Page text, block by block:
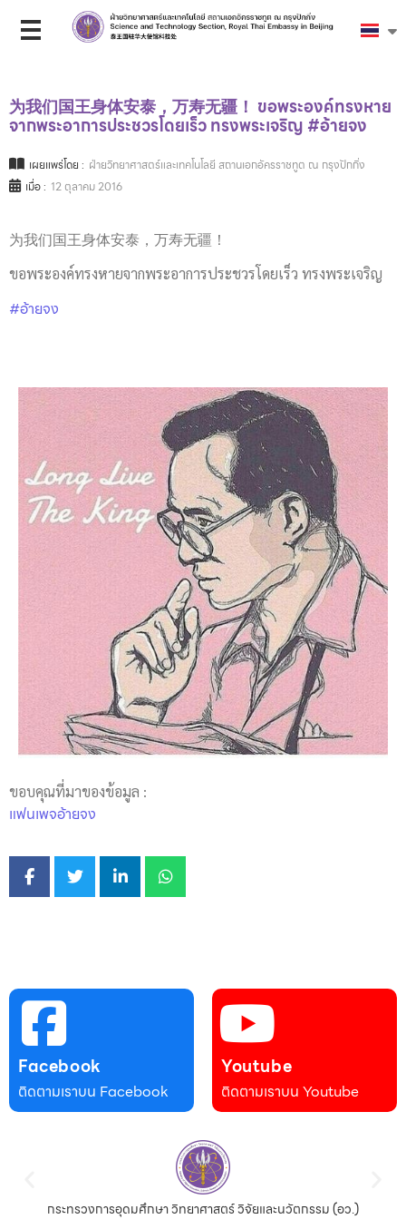
为我们国王身体安泰，万寿无疆！ ขอพระองค์ทรงหาย
จากพระอาการประชวรโดยเร็ว ทรงพระเจริญ #อ้ายจง
เผยแพร่โดย : ฝ่ายวิทยาศาสตร์และเทคโนโลยี สถานเอกอัครราชทูต ณ กรุงปักกิ่ง
เมื่อ : 12 ตุลาคม 2016
为我们国王身体安泰，万寿无疆！
ขอพระองค์ทรงหายจากพระอาการประชวรโดยเร็ว ทรงพระเจริญ
#อ้ายจง
ขอบคุณที่มาของข้อมูล :
แฟนเพจอ้ายจง
Facebook
ติดตามเราบน Facebook
Youtube
ติดตามเราบน Youtube
กระทรวงการอุดมศึกษา วิทยาศาสตร์ วิจัยและนวัตกรรม (อว.)